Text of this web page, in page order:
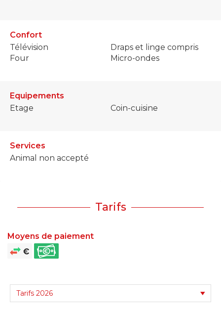
Confort
Télévision
Four
Draps et linge compris
Micro-ondes
Equipements
Etage
Coin-cuisine
Services
Animal non accepté
Tarifs
Moyens de paiement